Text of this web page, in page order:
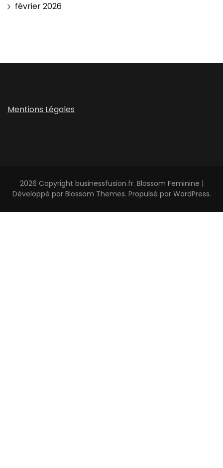
février 2026
Mentions Légales
2026 Copyright businessfusion.fr. Blossom Feminine |
Développé par Blossom Themes. Propulsé par WordPress.